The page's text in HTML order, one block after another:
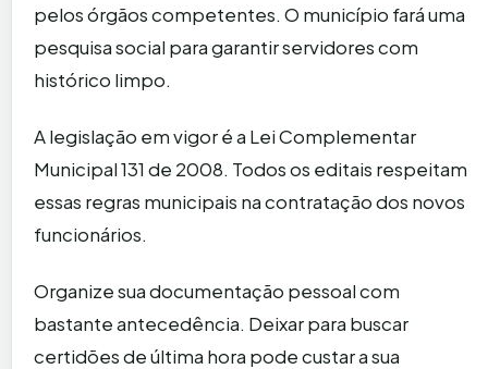
pelos órgãos competentes. O município fará uma
pesquisa social para garantir servidores com
histórico limpo.
A legislação em vigor é a Lei Complementar
Municipal 131 de 2008. Todos os editais respeitam
essas regras municipais na contratação dos novos
funcionários.
Organize sua documentação pessoal com
bastante antecedência. Deixar para buscar
certidões de última hora pode custar a sua